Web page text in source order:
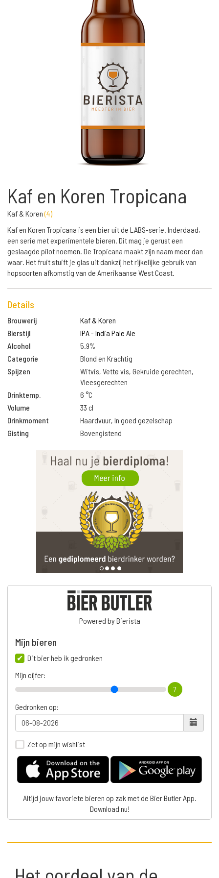
Kaf en Koren Tropicana
Kaf & Koren(4)
Kaf en Koren Tropicana is een bier uit de LABS-serie. Inderdaad,
een serie met experimentele bieren. Dit mag je gerust een
geslaagde pilot noemen. De Tropicana maakt zijn naam meer dan
waar. Het fruit stuift je glas uit dankzij het rijkelijke gebruik van
hopsoorten afkomstig van de Amerikaanse West Coast.
Details
Brouwerij
Kaf & Koren
Bierstijl
IPA - India Pale Ale
Alcohol
5.9%
Categorie
Blond en Krachtig
Spijzen
Witvis, Vette vis, Gekruide gerechten,
Vleesgerechten
Drinktemp.
6 °C
Volume
33 cl
Drinkmoment
Haardvuur, In goed gezelschap
Gisting
Bovengistend
Powered by Bierista
Mijn bieren
Dit bier heb ik gedronken
Mijn cijfer:
7
Gedronken op:
Zet op mijn wishlist
Altijd jouw favoriete bieren op zak met de Bier Butler App.
Download nu!